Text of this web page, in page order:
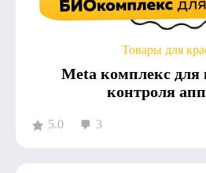
Товары для
Meta комплекс для
контроля
5.0 3